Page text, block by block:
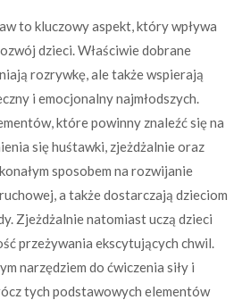
to kluczowy aspekt, który wpływa
dzieci. Właściwie dobrane
rozrywkę, ale także wspierają
i emocjonalny najmłodszych.
które powinny znaleźć się na
się huśtawki, zjeżdżalnie oraz
sposobem na rozwijanie
a także dostarczają dzieciom
Zjeżdżalnie natomiast uczą dzieci
przeżywania ekscytujących chwil.
narzędziem do ćwiczenia siły i
tych podstawowych elementów